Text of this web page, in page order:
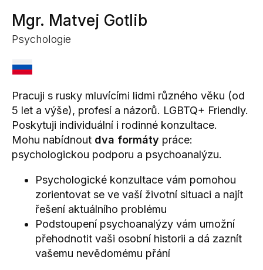
Mgr. Matvej Gotlib
Psychologie
Pracuji s rusky mluvícími lidmi různého věku (od
5 let a výše), profesí a názorů. LGBTQ+ Friendly.
Poskytuji individuální i rodinné konzultace.
Mohu nabídnout dva formáty práce:
psychologickou podporu a psychoanalýzu.
Psychologické konzultace vám pomohou
zorientovat se ve vaší životní situaci a najít
řešení aktuálního problému
Podstoupení psychoanalýzy vám umožní
přehodnotit vaši osobní historii a dá zaznít
vašemu nevědomému přání